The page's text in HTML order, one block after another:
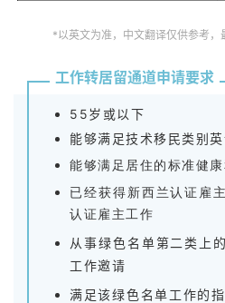
*以英文为准，中文翻译仅供参考
工作转居留通道申请要求
55岁或以下
能够满足技术移民类别
能够满足居住的标准健
已经获得新西兰认证雇
认证雇主工作
从事绿色名单第二类上
工作邀请
满足该绿色名单工作的